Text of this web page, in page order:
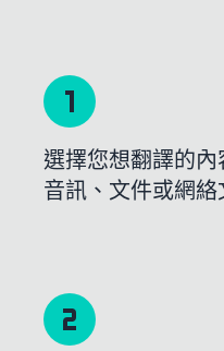
選擇您想翻譯的內
音訊、文件或網絡